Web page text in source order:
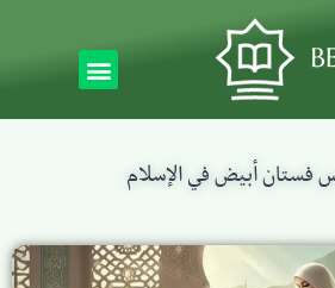
فستان أبيض في الإسلام